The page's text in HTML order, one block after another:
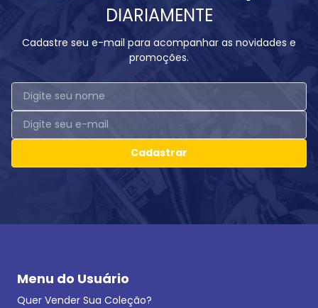
DIARIAMENTE
Cadastre seu e-mail para acompanhar as novidades e
promoções.
Cadastrar
Menu do Usuário
Quer Vender Sua Coleção?